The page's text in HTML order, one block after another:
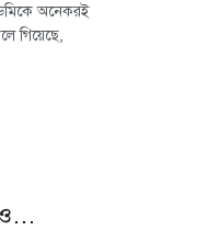
অনেকরই
গিয়েছে,